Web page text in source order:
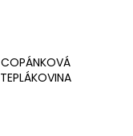
COPÁNKOVÁ
TEPLÁKOVINA